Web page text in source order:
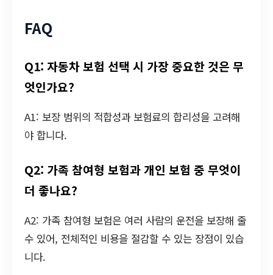
FAQ
Q1: 자동차 보험 선택 시 가장 중요한 것은 무
엇인가요?
A1: 보장 범위의 적합성과 보험료의 합리성을 고려해
야 합니다.
Q2: 가족 참여형 보험과 개인 보험 중 무엇이
더 좋나요?
A2: 가족 참여형 보험은 여러 사람의 운전을 보장해 줄
수 있어, 전체적인 비용을 절감할 수 있는 장점이 있습
니다.